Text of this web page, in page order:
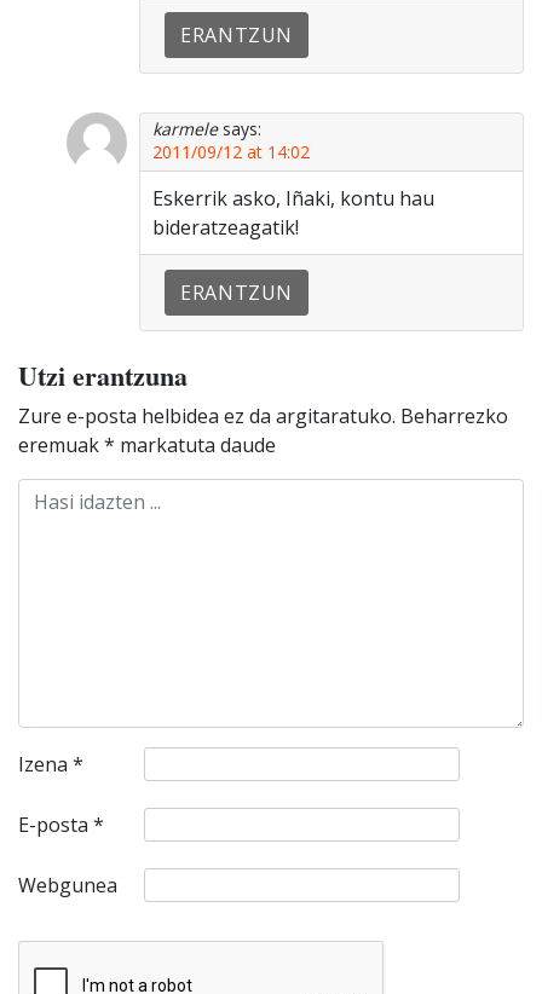
ERANTZUN
karmele says:
2011/09/12 at 14:02
Eskerrik asko, Iñaki, kontu hau
bideratzeagatik!
ERANTZUN
Utzi erantzuna
Zure e-posta helbidea ez da argitaratuko. Beharrezko
eremuak* markatuta daude
Izena *
E-posta *
Webgunea